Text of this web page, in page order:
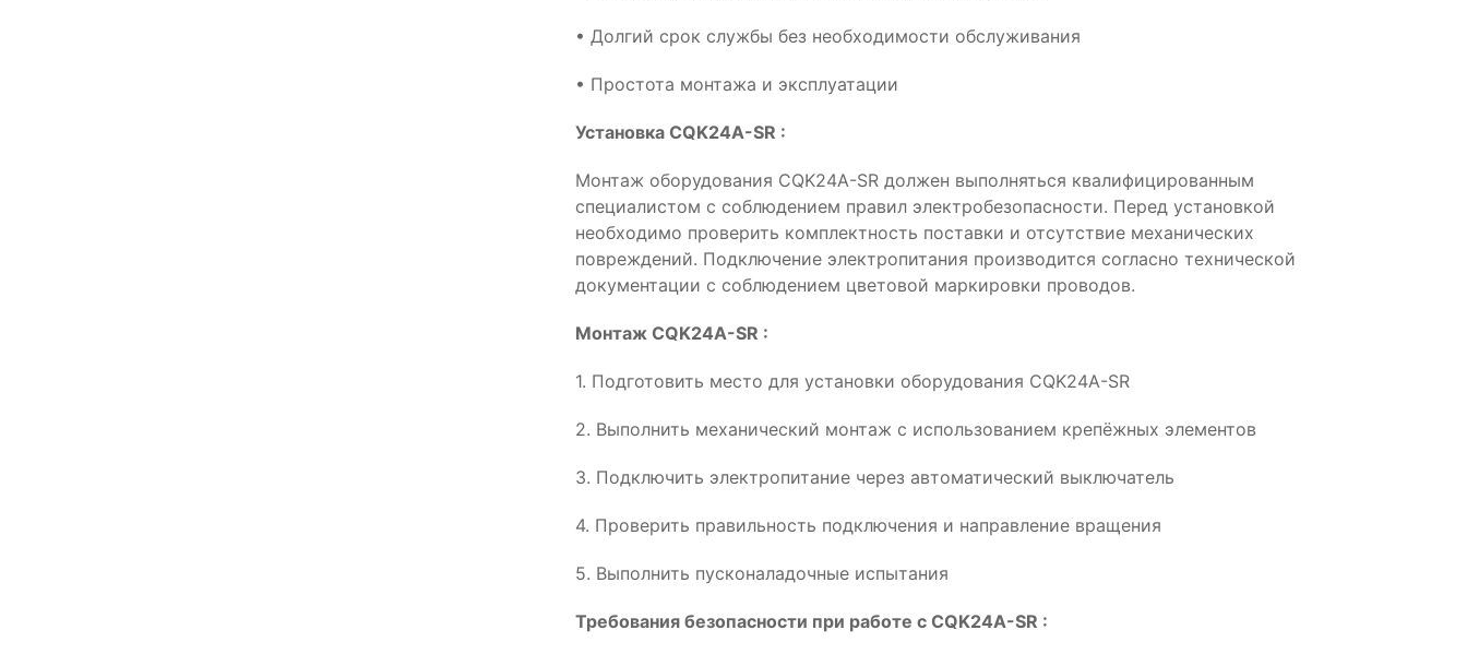
• Долгий срок службы без необходимости обслуживания
• Простота монтажа и эксплуатации
Установка CQK24A-SR :
Монтаж оборудования CQK24A-SR должен выполняться квалифицированным
специалистом с соблюдением правил электробезопасности. Перед установкой
необходимо проверить комплектность поставки и отсутствие механических
повреждений. Подключение электропитания производится согласно технической
документации с соблюдением цветовой маркировки проводов.
Монтаж CQK24A-SR :
1. Подготовить место для установки оборудования CQK24A-SR
2. Выполнить механический монтаж с использованием крепёжных элементов
3. Подключить электропитание через автоматический выключатель
4. Проверить правильность подключения и направление вращения
5. Выполнить пусконаладочные испытания
Требования безопасности при работе с CQK24A-SR :